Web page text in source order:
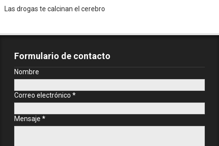
Las drogas te calcinan el cerebro
Formulario de contacto
Nombre
Correo electrónico *
Mensaje *